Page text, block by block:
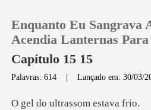
Enquanto Eu Sangrava
Acendia Lanternas
Capítulo 15 15
Palavras: 614 |Lançado em: 30/03/
ltrassom e